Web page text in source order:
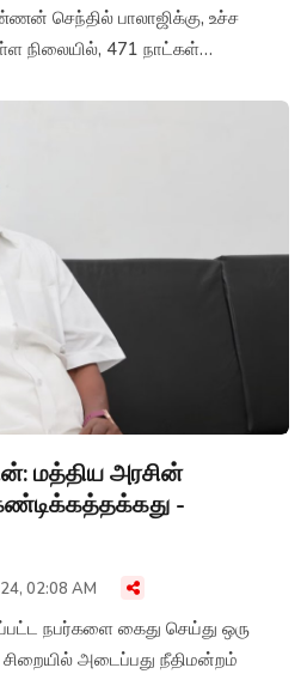
செந்தில் பாலாஜிக்கு, உச்ச
நிலையில், 471 நாட்கள்
பணிகள் மென்மேலும் சிறக்க
தளத்தில் பதிவிட்டுள்ளார்
மத்திய அரசின்
-
02:08 AM
நபர்களை கைது செய்து ஒரு
அடைப்பது நீதிமன்றம்